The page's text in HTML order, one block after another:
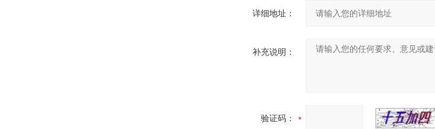
详细地址：
补充说明：
验证码：